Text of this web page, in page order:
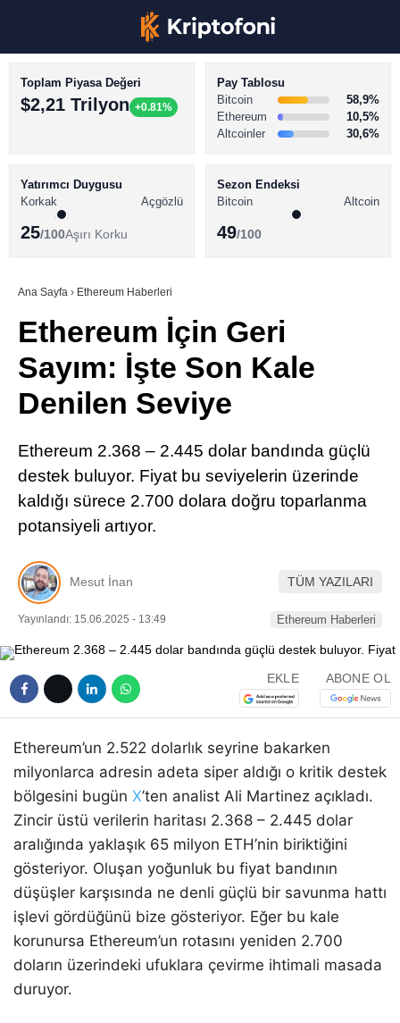
Youtube
TikTok
LinkedIn
BİTCOİN HABERLERİ
ALTCOİN HABERLERİ
SÖZLÜK
Toplam Piyasa Değeri
$2,21 Trilyon +0.81%
Pay Tablosu
Bitcoin
58,9%
Ethereum
10,5%
Altcoinler
30,6%
Yatırımcı Duygusu
Korkak
Açgözlü
25/100Aşırı Korku
Sezon Endeksi
Bitcoin
Altcoin
49/100
Ana Sayfa › Ethereum Haberleri
Ethereum İçin Geri
Sayım: İşte Son Kale
Denilen Seviye
Ethereum 2.368 – 2.445 dolar bandında güçlü
destek buluyor. Fiyat bu seviyelerin üzerinde
kaldığı sürece 2.700 dolara doğru toparlanma
potansiyeli artıyor.
Mesut İnan TÜM YAZILARI
Yayınlandı: 15.06.2025 - 13:49 Ethereum Haberleri
EKLE ABONE OL
Ethereum’un 2.522 dolarlık seyrine bakarken
milyonlarca adresin adeta siper aldığı o kritik destek
bölgesini bugün X’ten analist Ali Martinez açıkladı.
Zincir üstü verilerin haritası 2.368 – 2.445 dolar
aralığında yaklaşık 65 milyon ETH’nin biriktiğini
gösteriyor. Oluşan yoğunluk bu fiyat bandının
düşüşler karşısında ne denli güçlü bir savunma hattı
işlevi gördüğünü bize gösteriyor. Eğer bu kale
korunursa Ethereum’un rotasını yeniden 2.700
doların üzerindeki ufuklara çevirme ihtimali masada
duruyor.